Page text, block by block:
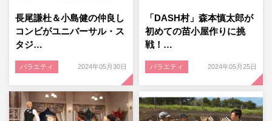
長尾謙杜＆小島健の仲良し
コンビがユニバーサル・ス
タジ…
バラエティ 2024年05月30日
「DASH村」森本慎太郎が
初めての苗小屋作りに挑
戦！…
バラエティ 2024年05月25日